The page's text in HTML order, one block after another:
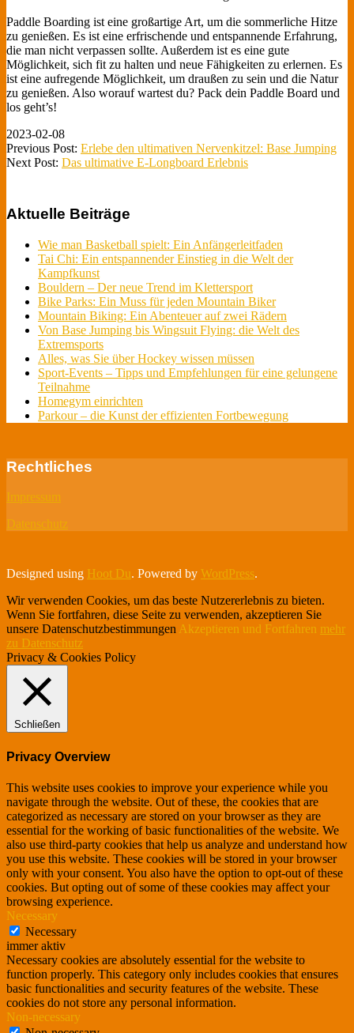
Paddle Boarding ist eine großartige Art, um die sommerliche Hitze
zu genießen. Es ist eine erfrischende und entspannende Erfahrung,
die man nicht verpassen sollte. Außerdem ist es eine gute
Möglichkeit, sich fit zu halten und neue Fähigkeiten zu erlernen. Es
ist eine aufregende Möglichkeit, um draußen zu sein und die Natur
zu genießen. Also worauf wartest du? Pack dein Paddle Board und
los geht’s!
2023-02-08
Previous Post: Erlebe den ultimativen Nervenkitzel: Base Jumping
Next Post: Das ultimative E-Longboard Erlebnis
Aktuelle Beiträge
Wie man Basketball spielt: Ein Anfängerleitfaden
Tai Chi: Ein entspannender Einstieg in die Welt der
Kampfkunst
Bouldern – Der neue Trend im Klettersport
Bike Parks: Ein Muss für jeden Mountain Biker
Mountain Biking: Ein Abenteuer auf zwei Rädern
Von Base Jumping bis Wingsuit Flying: die Welt des
Extremsports
Alles, was Sie über Hockey wissen müssen
Sport-Events – Tipps und Empfehlungen für eine gelungene
Teilnahme
Homegym einrichten
Parkour – die Kunst der effizienten Fortbewegung
Rechtliches
Impressum
Datenschutz
Designed using Hoot Du. Powered by WordPress.
Wir verwenden Cookies, um das beste Nutzererlebnis zu bieten.
Wenn Sie fortfahren, diese Seite zu verwenden, akzeptieren Sie
unsere Datenschutzbestimmungen Akzeptieren und Fortfahren mehr
zu Datenschutz
Privacy & Cookies Policy
Schließen
Privacy Overview
This website uses cookies to improve your experience while you
navigate through the website. Out of these, the cookies that are
categorized as necessary are stored on your browser as they are
essential for the working of basic functionalities of the website. We
also use third-party cookies that help us analyze and understand how
you use this website. These cookies will be stored in your browser
only with your consent. You also have the option to opt-out of these
cookies. But opting out of some of these cookies may affect your
browsing experience.
Necessary
Necessary
immer aktiv
Necessary cookies are absolutely essential for the website to
function properly. This category only includes cookies that ensures
basic functionalities and security features of the website. These
cookies do not store any personal information.
Non-necessary